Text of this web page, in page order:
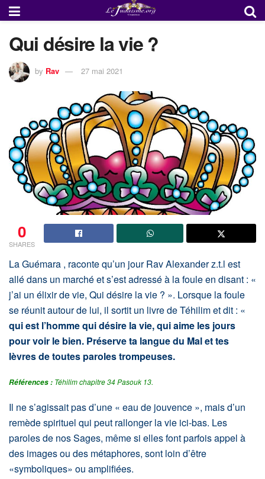
Qui désire la vie ?
by Rav 27 mai 2021
0
SHARES
La Guémara , raconte qu’un jour Rav Alexander z.t.l est
allé dans un marché et s’est adressé à la foule en disant : «
j’ai un élixir de vie, Qui désire la vie ? ». Lorsque la foule
se réunit autour de lui, il sortit un livre de Téhilim et dit : «
qui est l’homme qui désire la vie, qui aime les jours
pour voir le bien. Préserve ta langue du Mal et tes
lèvres de toutes paroles trompeuses.
Références : Téhilim chapitre 34 Pasouk 13.
Il ne s’agissait pas d’une « eau de jouvence », mais d’un
remède spirituel qui peut rallonger la vie ici-bas. Les
paroles de nos Sages, même si elles font parfois appel à
des images ou des métaphores, sont loin d’être
«symboliques» ou amplifiées.